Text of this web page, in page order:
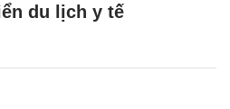
du lịch y tế